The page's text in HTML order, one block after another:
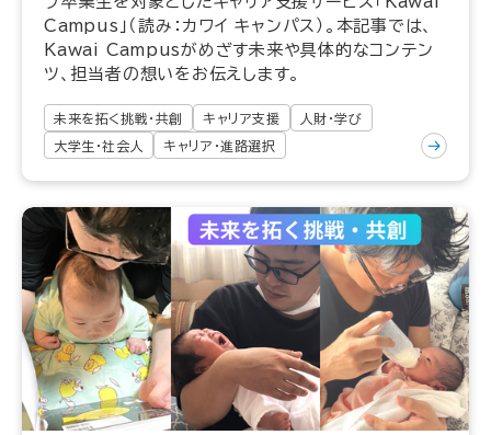
Campus」（読み：カワイ キャンパス）。本記事では、
Kawai Campusがめざす未来や具体的なコンテン
ツ、担当者の想いをお伝えします。
未来を拓く挑戦・共創 キャリア支援 人財・学び
大学生・社会人 キャリア・進路選択